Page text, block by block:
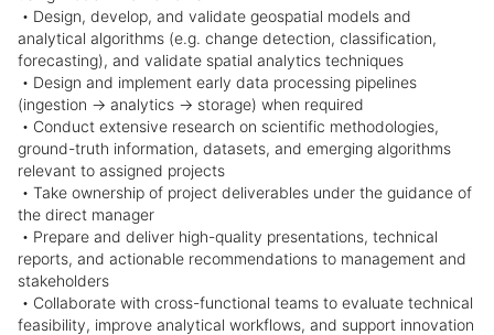
・Design, develop, and validate geospatial models and
analytical algorithms (e.g. change detection, classification,
forecasting), and validate spatial analytics techniques
・Design and implement early data processing pipelines
(ingestion → analytics → storage) when required
・Conduct extensive research on scientific methodologies,
ground-truth information, datasets, and emerging algorithms
relevant to assigned projects
・Take ownership of project deliverables under the guidance of
the direct manager
・Prepare and deliver high-quality presentations, technical
reports, and actionable recommendations to management and
stakeholders
・Collaborate with cross-functional teams to evaluate technical
feasibility, improve analytical workflows, and support innovation